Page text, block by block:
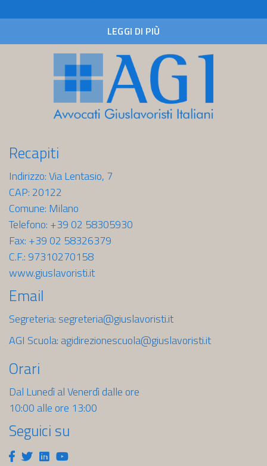
LEGGI DI PIÙ
Recapiti
Indirizzo: Via Lentasio, 7
CAP: 20122
Comune: Milano
Telefono: +39 02 58305930
Fax: +39 02 58326379
C.F.: 97310270158
www.giuslavoristi.it
Email
Segreteria: segreteria@giuslavoristi.it
AGI Scuola: agidirezionescuola@giuslavoristi.it
Orari
Dal Lunedì al Venerdì dalle ore
10:00 alle ore 13:00
Seguici su
Facebook
Twitter
LinkedinYoutube